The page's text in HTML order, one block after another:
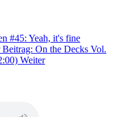
#45: Yeah, it's fine
Beitrag: On the Decks Vol.
Weiter